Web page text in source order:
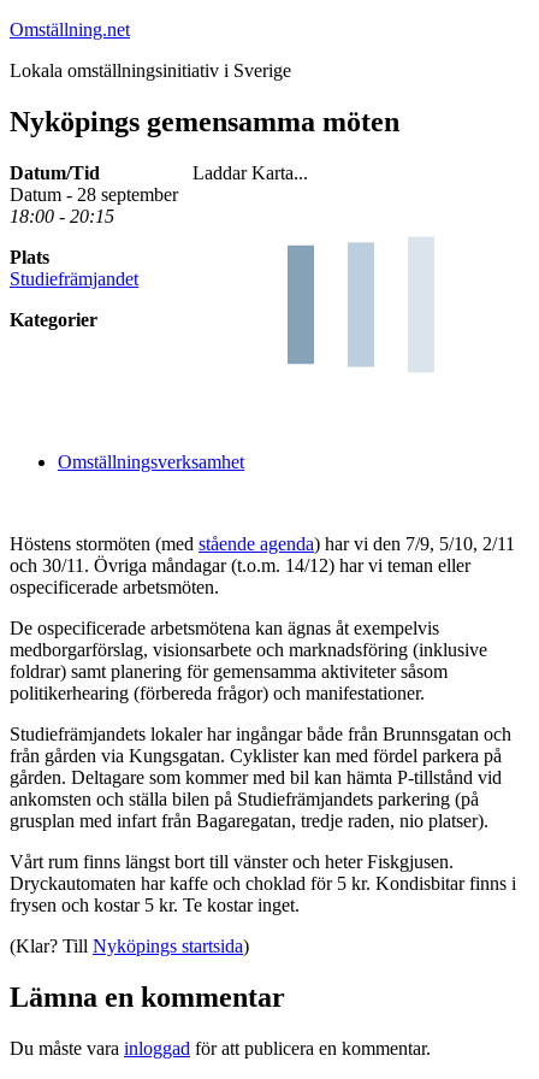
Hoppa
innehåll
Omställning.net
Lokala omställningsinitiativ i Sverige
Nyköpings gemensamma möten
Laddar Karta...
Datum/Tid
Datum - 28 september
18:00 - 20:15
Plats
Studiefrämjandet
Kategorier
Omställningsverksamhet
Höstens stormöten (med stående agenda) har vi den 7/9, 5/10, 2/11
och 30/11. Övriga måndagar (t.o.m. 14/12) har vi teman eller
ospecificerade arbetsmöten.
De ospecificerade arbetsmötena kan ägnas åt exempelvis
medborgarförslag, visionsarbete och marknadsföring (inklusive
foldrar) samt planering för gemensamma aktiviteter såsom
politikerhearing (förbereda frågor) och manifestationer.
Studiefrämjandets lokaler har ingångar både från Brunnsgatan och
från gården via Kungsgatan. Cyklister kan med fördel parkera på
gården. Deltagare som kommer med bil kan hämta P-tillstånd vid
ankomsten och ställa bilen på Studiefrämjandets parkering (på
grusplan med infart från Bagaregatan, tredje raden, nio platser).
Vårt rum finns längst bort till vänster och heter Fiskgjusen.
Dryckautomaten har kaffe och choklad för 5 kr. Kondisbitar finns i
frysen och kostar 5 kr. Te kostar inget.
(Klar? Till Nyköpings startsida)
Lämna en kommentar
Du måste vara inloggad för att publicera en kommentar.